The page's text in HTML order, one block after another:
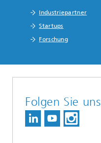
Industriepartner
Startups
Forschung
Folgen Sie uns